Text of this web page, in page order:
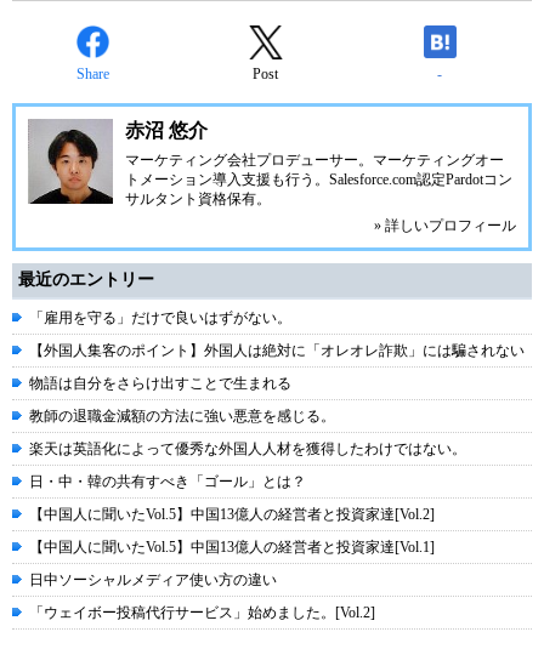
Share Post -
赤沼 悠介
マーケティング会社プロデューサー。マーケティングオー
トメーション導入支援も行う。Salesforce.com認定Pardotコン
サルタント資格保有。
» 詳しいプロフィール
最近のエントリー
「雇用を守る」だけで良いはずがない。
【外国人集客のポイント】外国人は絶対に「オレオレ詐欺」には騙されない
物語は自分をさらけ出すことで生まれる
教師の退職金減額の方法に強い悪意を感じる。
楽天は英語化によって優秀な外国人人材を獲得したわけではない。
日・中・韓の共有すべき「ゴール」とは？
【中国人に聞いたVol.5】中国13億人の経営者と投資家達[Vol.2]
【中国人に聞いたVol.5】中国13億人の経営者と投資家達[Vol.1]
日中ソーシャルメディア使い方の違い
「ウェイボー投稿代行サービス」始めました。[Vol.2]